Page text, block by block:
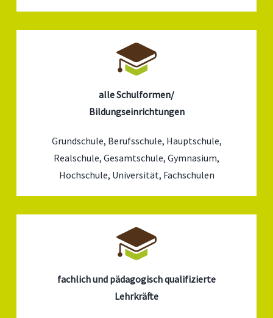
alle Schulformen/
Bildungseinrichtungen
Grundschule, Berufsschule, Hauptschule,
Realschule, Gesamtschule, Gymnasium,
Hochschule, Universität, Fachschulen
fachlich und pädagogisch qualifizierte
Lehrkräfte